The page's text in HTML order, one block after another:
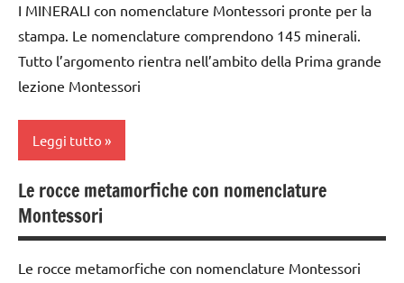
DIDATTICA
MONTESSORI
e
cartine
TUTTI GLI
ARGOMENTI
classe
2a
3a
materiali
dai
anni
I MINERALI con nomenclature Montessori pronte per la
stampa. Le nomenclature comprendono 145 minerali.
Tutto l’argomento rientra nell’ambito della Prima grande
lezione Montessori
Leggi tutto
classe
1a
2a
Le rocce metamorfiche con nomenclature
Montessori
Le rocce metamorfiche con nomenclature Montessori